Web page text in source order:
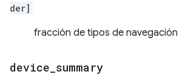
der]
fracción de tipos de navegación
device summary